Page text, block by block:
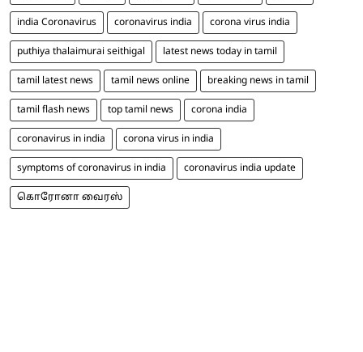
india Coronavirus coronavirus india corona virus india
puthiya thalaimurai seithigal latest news today in tamil
tamil latest news tamil news online breaking news in tamil
tamil flash news top tamil news corona india
coronavirus in india corona virus in india
symptoms of coronavirus in india coronavirus india update
கொரோனா வைரஸ்